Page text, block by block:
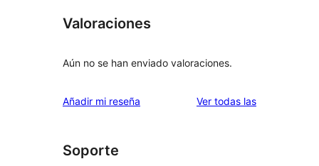
Valoraciones
Aún no se han enviado valoraciones.
Añadir mi reseña Ver todas lasvaloraciones
Soporte